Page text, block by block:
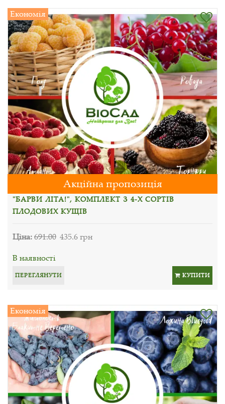
Економія
Акційна пропозиція
"БАРВИ ЛІТА!", КОМПЛЕКТ З 4-Х СОРТІВ
ПЛОДОВИХ КУЩІВ
Ціна:691.00 435.6 грн
В наявності
ПЕРЕГЛЯНУТИ КУПИТИ
Економія